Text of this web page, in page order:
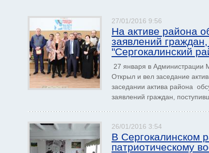
27/01/2016 9:56
На активе района
заявлений
"Сергокалинский
27 января в Администрации
Открыл и вел заседание
заседании актива района
заявлений граждан,
26/01/2016 3:54
В Сергокалинском
патриотическому